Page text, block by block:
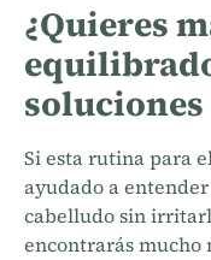
¿Quieres
soluciones
Si esta rutina para
ayudado a
cabelludo sin
encontrarás mucho